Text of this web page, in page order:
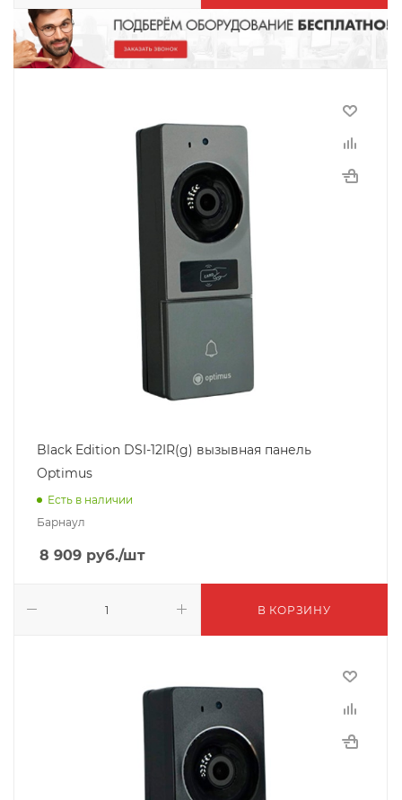
Black Edition DSI-12IR(g) вызывная панель
Optimus
Есть в наличии
Барнаул
8 909 руб./шт
В КОРЗИНУ